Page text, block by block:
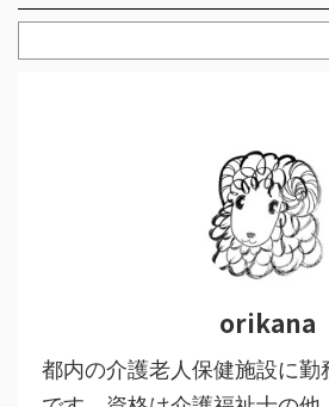
orikana
都内の介護老人保健施設に勤